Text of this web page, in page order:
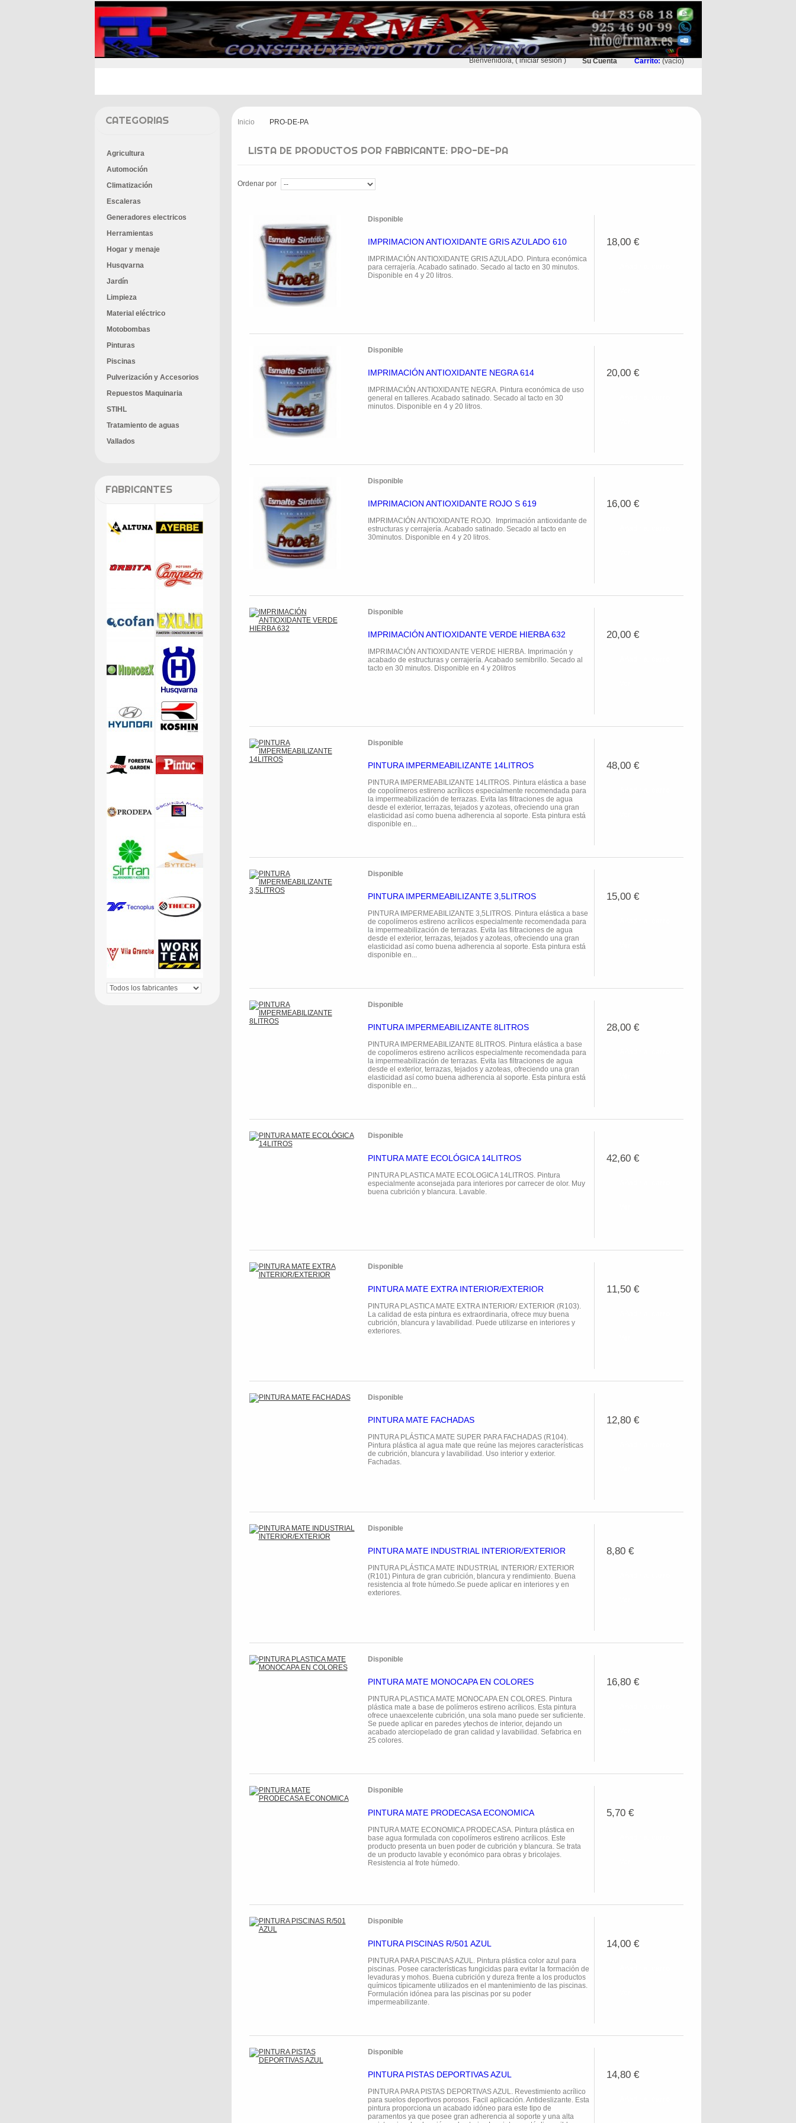
Bienvenido/a, (iniciar sesión) Su Cuenta Carrito: (vacio)
CATEGORIAS
Agricultura
Automoción
Climatización
Escaleras
Generadores electricos
Herramientas
Hogar y menaje
Husqvarna
Jardín
Limpieza
Material eléctrico
Motobombas
Pinturas
Piscinas
Pulverización y Accesorios
Repuestos Maquinaria
STIHL
Tratamiento de aguas
Vallados
FABRICANTES
Inicio PRO-DE-PA
LISTA DE PRODUCTOS POR FABRICANTE: PRO-DE-PA
Ordenar por
Disponible
IMPRIMACION ANTIOXIDANTE GRIS AZULADO 610
IMPRIMACIÓN ANTIOXIDANTE GRIS AZULADO. Pintura económica
para cerrajería. Acabado satinado. Secado al tacto en 30 minutos.
Disponible en 4 y 20 litros.
18,00 €
Disponible
IMPRIMACIÓN ANTIOXIDANTE NEGRA 614
IMPRIMACIÓN ANTIOXIDANTE NEGRA. Pintura económica de uso
general en talleres. Acabado satinado. Secado al tacto en 30
minutos. Disponible en 4 y 20 litros.
20,00 €
Disponible
IMPRIMACION ANTIOXIDANTE ROJO S 619
IMPRIMACIÓN ANTIOXIDANTE ROJO. Imprimación antioxidante de
estructuras y cerrajería. Acabado satinado. Secado al tacto en
30minutos. Disponible en 4 y 20 litros.
16,00 €
Disponible
IMPRIMACIÓN ANTIOXIDANTE VERDE HIERBA 632
IMPRIMACIÓN ANTIOXIDANTE VERDE HIERBA. Imprimación y
acabado de estructuras y cerrajería. Acabado semibrillo. Secado al
tacto en 30 minutos. Disponible en 4 y 20litros
20,00 €
Disponible
PINTURA IMPERMEABILIZANTE 14LITROS
PINTURA IMPERMEABILIZANTE 14LITROS. Pintura elástica a base
de copolímeros estireno acrílicos especialmente recomendada para
la impermeabilización de terrazas. Evita las filtraciones de agua
desde el exterior, terrazas, tejados y azoteas, ofreciendo una gran
elasticidad así como buena adherencia al soporte. Esta pintura está
disponible en...
48,00 €
Disponible
PINTURA IMPERMEABILIZANTE 3,5LITROS
PINTURA IMPERMEABILIZANTE 3,5LITROS. Pintura elástica a base
de copolímeros estireno acrílicos especialmente recomendada para
la impermeabilización de terrazas. Evita las filtraciones de agua
desde el exterior, terrazas, tejados y azoteas, ofreciendo una gran
elasticidad así como buena adherencia al soporte. Esta pintura está
disponible en...
15,00 €
Disponible
PINTURA IMPERMEABILIZANTE 8LITROS
PINTURA IMPERMEABILIZANTE 8LITROS. Pintura elástica a base
de copolímeros estireno acrílicos especialmente recomendada para
la impermeabilización de terrazas. Evita las filtraciones de agua
desde el exterior, terrazas, tejados y azoteas, ofreciendo una gran
elasticidad así como buena adherencia al soporte. Esta pintura está
disponible en...
28,00 €
Disponible
PINTURA MATE ECOLÓGICA 14LITROS
PINTURA PLASTICA MATE ECOLOGICA 14LITROS. Pintura
especialmente aconsejada para interiores por carrecer de olor. Muy
buena cubrición y blancura. Lavable.
42,60 €
Disponible
PINTURA MATE EXTRA INTERIOR/EXTERIOR
PINTURA PLASTICA MATE EXTRA INTERIOR/ EXTERIOR (R103).
La calidad de esta pintura es extraordinaria, ofrece muy buena
cubrición, blancura y lavabilidad. Puede utilizarse en interiores y
exteriores.
11,50 €
Disponible
PINTURA MATE FACHADAS
PINTURA PLÁSTICA MATE SUPER PARA FACHADAS (R104).
Pintura plástica al agua mate que reúne las mejores características
de cubrición, blancura y lavabilidad. Uso interior y exterior.
Fachadas.
12,80 €
Disponible
PINTURA MATE INDUSTRIAL INTERIOR/EXTERIOR
PINTURA PLÁSTICA MATE INDUSTRIAL INTERIOR/ EXTERIOR
(R101) Pintura de gran cubrición, blancura y rendimiento. Buena
resistencia al frote húmedo.Se puede aplicar en interiores y en
exteriores.
8,80 €
Disponible
PINTURA MATE MONOCAPA EN COLORES
PINTURA PLASTICA MATE MONOCAPA EN COLORES. Pintura
plástica mate a base de polímeros estireno acrílicos. Esta pintura
ofrece unaexcelente cubrición, una sola mano puede ser suficiente.
Se puede aplicar en paredes ytechos de interior, dejando un
acabado aterciopelado de gran calidad y lavabilidad. Sefabrica en
25 colores.
16,80 €
Disponible
PINTURA MATE PRODECASA ECONOMICA
PINTURA MATE ECONOMICA PRODECASA. Pintura plástica en
base agua formulada con copolímeros estireno acrílicos. Este
producto presenta un buen poder de cubrición y blancura. Se trata
de un producto lavable y económico para obras y bricolajes.
Resistencia al frote húmedo.
5,70 €
Disponible
PINTURA PISCINAS R/501 AZUL
PINTURA PARA PISCINAS AZUL. Pintura plástica color azul para
piscinas. Posee características fungicidas para evitar la formación de
levaduras y mohos. Buena cubrición y dureza frente a los productos
químicos típicamente utilizados en el mantenimiento de las piscinas.
Formulación idónea para las piscinas por su poder
impermeabilizante.
14,00 €
Disponible
PINTURA PISTAS DEPORTIVAS AZUL
PINTURA PARA PISTAS DEPORTIVAS AZUL. Revestimiento acrílico
para suelos deportivos porosos. Facil aplicación. Antideslizante. Esta
pintura proporciona un acabado idóneo para este tipo de
paramentos ya que posee gran adherencia al soporte y una alta
14,80 €